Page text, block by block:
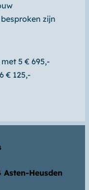
zijn
5 € 695,-
€ 125,-
Heusden